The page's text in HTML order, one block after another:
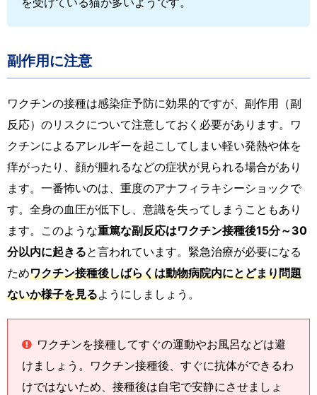
副作用に注意
ワクチンの接種は感染症予防に効果的ですが、副作用（副
反応）のリスクについて注意しておく必要があります。ワ
クチンによるアレルギーを起こしてしまい軽い発熱や体を
痒がったり、顔が腫れるなどの症状が見られる場合があり
ます。一番怖いのは、重度のアナフィラキシーショックで
す。全身の血圧が低下し、意識を失ってしまうこともあり
ます。このような重篤な副反応はワクチン接種後15分～30
分以内に起きると言われています。緊急治療が必要になる
ためワクチン接種後しばらくは動物病院内にとどまり問題
ないか様子を見るようにしましょう。
ワクチンを接種してすぐの運動やお風呂などは避
けましょう。ワクチン接種後、すぐに抗体ができるわ
けではないため、接種後は自宅で安静にさせましょ